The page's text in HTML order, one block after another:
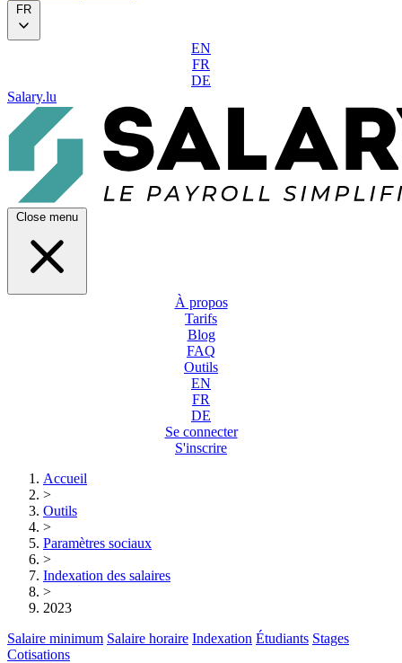
FR
EN
FR
DE
Salary.lu
Close menu
À propos
Tarifs
Blog
FAQ
Outils
EN
FR
DE
Se connecter
S'inscrire
Accueil
>
Outils
>
Paramètres sociaux
>
Indexation des salaires
>
2023
Salaire minimum Salaire horaire Indexation Étudiants Stages
Cotisations